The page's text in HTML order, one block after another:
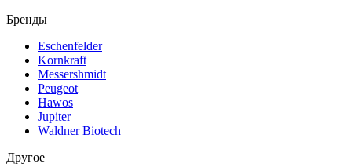
Бренды
Eschenfelder
Kornkraft
Messershmidt
Peugeot
Hawos
Jupiter
Waldner Biotech
Другое